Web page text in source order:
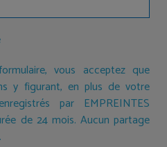
vous acceptez que
y figurant, en plus de votre
par EMPREINTES
de 24 mois. Aucun partage